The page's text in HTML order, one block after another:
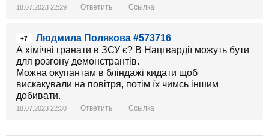
18.07.2023 22:29 Ответить Ссылка
+7
Людмила Полякова #573716
А хімічні гранати в ЗСУ є? В Нацгвардії можуть бути
для розгону демонстрантів.
Можна окупантам в бліндажі кидати щоб
вискакували на повітря, потім їх чимсь іншим
добивати.
18.07.2023 22:30 Ответить Ссылка